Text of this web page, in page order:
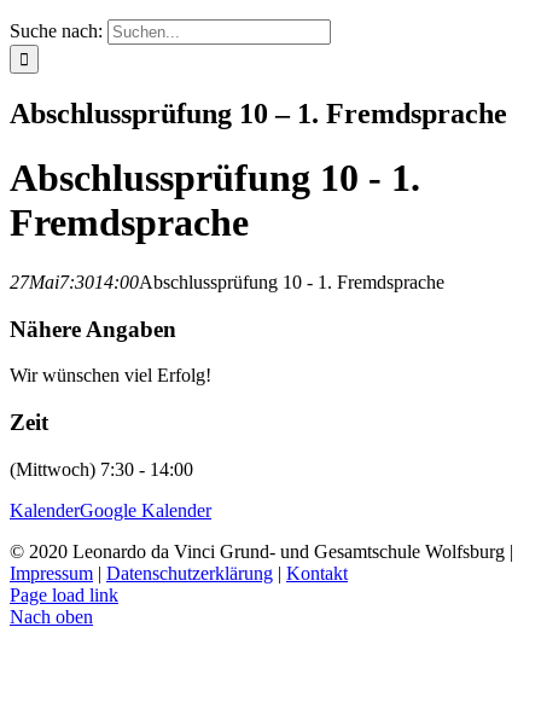
Suche nach:
Abschlussprüfung 10 – 1. Fremdsprache
Abschlussprüfung 10 - 1.
Fremdsprache
27Mai7:3014:00Abschlussprüfung 10 - 1. Fremdsprache
Nähere Angaben
Wir wünschen viel Erfolg!
Zeit
(Mittwoch) 7:30 - 14:00
KalenderGoogle Kalender
© 2020 Leonardo da Vinci Grund- und Gesamtschule Wolfsburg |
Impressum | Datenschutzerklärung | Kontakt
Page load link
Nach oben